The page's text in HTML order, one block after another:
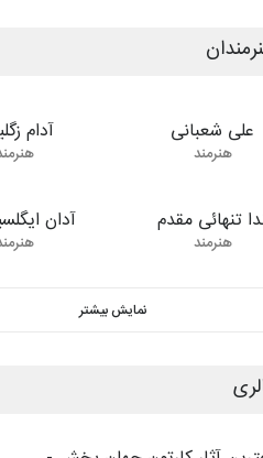
مهلت
Sat, 31 Oct 2026 22:00:00 +0330
بین‌المللی کارتون مدارس
پرتغال، ۲۰۲۷
مسابقۀ بین‌المللی کارتون
«کلاه‌ای…
Thu, 31 Dec 2026 21:00:00 +0330